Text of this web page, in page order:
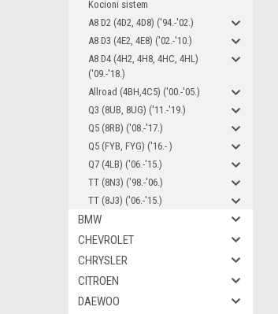
Kocioni sistem
A8 D2 (4D2, 4D8) ('94.-'02.)
A8 D3 (4E2, 4E8) ('02.-'10.)
A8 D4 (4H2, 4H8, 4HC, 4HL)
('09.-'18.)
Allroad (4BH,4C5) ('00.-'05.)
Q3 (8UB, 8UG) ('11.-'19.)
Q5 (8RB) ('08.-'17.)
Q5 (FYB, FYG) ('16.- )
Q7 (4LB) ('06.-'15.)
TT (8N3) ('98.-'06.)
TT (8J3) ('06.-'15.)
BMW
CHEVROLET
CHRYSLER
CITROEN
DAEWOO